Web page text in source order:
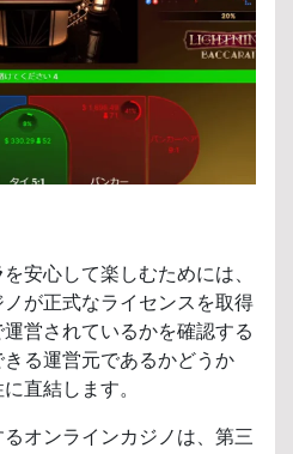
を安心して楽しむためには、
が正式なライセンスを取得
営されているかを確認する
る運営元であるかどうか
直結します。
オンラインカジノは、第三